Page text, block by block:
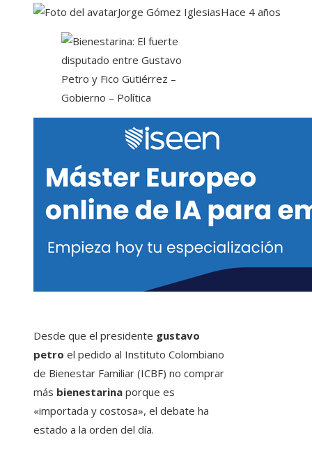
Jorge Gómez IglesiasHace 4 años
Desde que el presidente gustavo
petro el pedido al Instituto Colombiano
de Bienestar Familiar (ICBF) no comprar
más bienestarina porque es
«importada y costosa», el debate ha
estado a la orden del día.